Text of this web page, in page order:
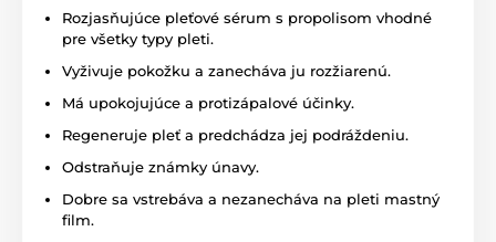
Rozjasňujúce pleťové sérum s propolisom vhodné
pre všetky typy pleti.
Vyživuje pokožku a zanecháva ju rozžiarenú.
Má upokojujúce a protizápalové účinky.
Regeneruje pleť a predchádza jej podráždeniu.
Odstraňuje známky únavy.
Dobre sa vstrebáva a nezanecháva na pleti mastný
film.